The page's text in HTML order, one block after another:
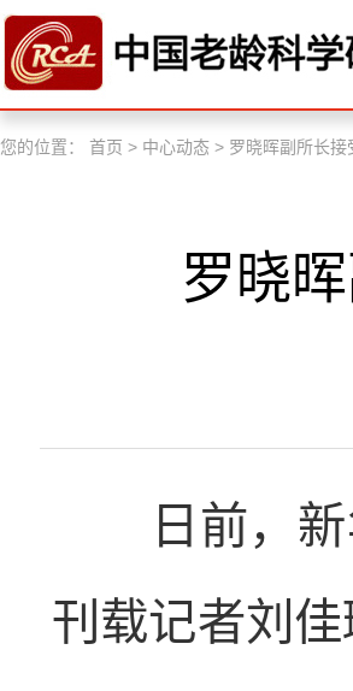
您的位置： 首页 > 中心动态 > 罗晓晖副所长
罗晓
日前，新华
刊载记者刘